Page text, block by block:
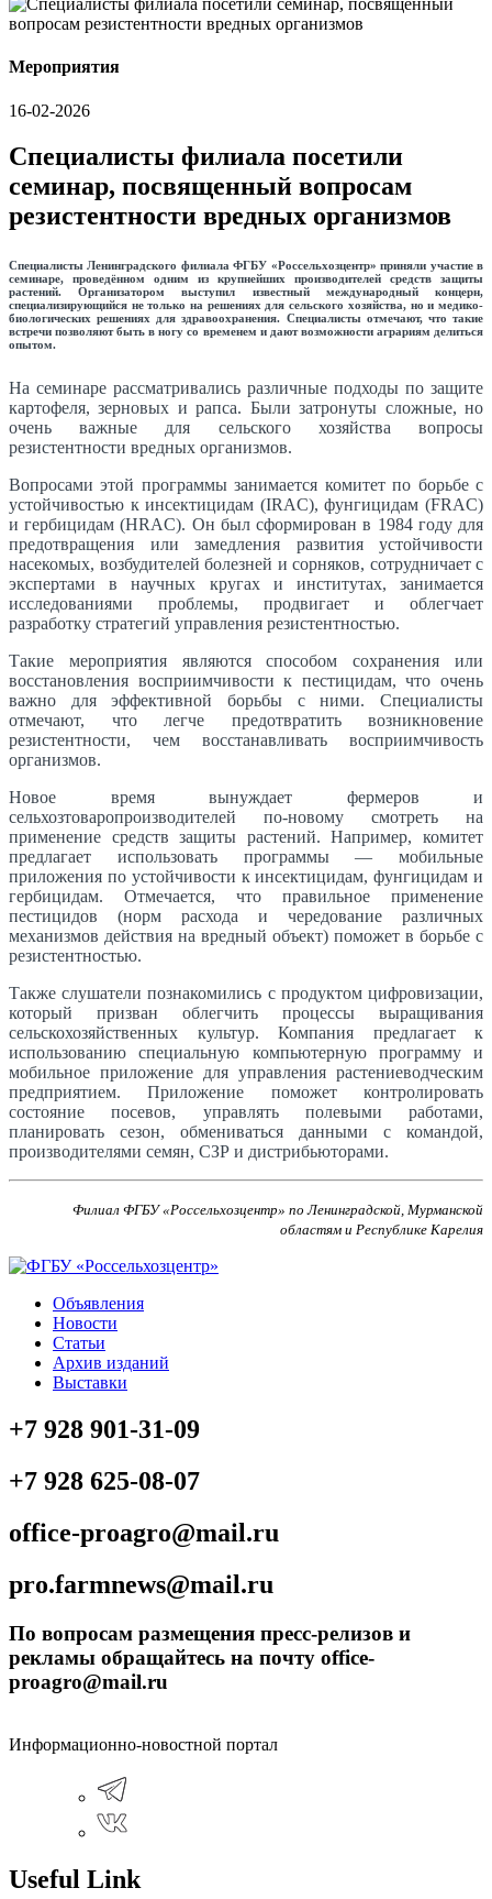
Мероприятия
16-02-2026
Специалисты филиала посетили
семинар, посвященный вопросам
резистентности вредных организмов
Специалисты Ленинградского филиала ФГБУ «Россельхозцентр» приняли участие в
семинаре, проведённом одним из крупнейших производителей средств защиты
растений. Организатором выступил известный международный концерн,
специализирующийся не только на решениях для сельского хозяйства, но и медико-
биологических решениях для здравоохранения. Специалисты отмечают, что такие
встречи позволяют быть в ногу со временем и дают возможности аграриям делиться
опытом.
На семинаре рассматривались различные подходы по защите
картофеля, зерновых и рапса. Были затронуты сложные, но
очень важные для сельского хозяйства вопросы
резистентности вредных организмов.
Вопросами этой программы занимается комитет по борьбе с
устойчивостью к инсектицидам (IRAC), фунгицидам (FRAC)
и гербицидам (HRAC). Он был сформирован в 1984 году для
предотвращения или замедления развития устойчивости
насекомых, возбудителей болезней и сорняков, сотрудничает с
экспертами в научных кругах и институтах, занимается
исследованиями проблемы, продвигает и облегчает
разработку стратегий управления резистентностью.
Такие мероприятия являются способом сохранения или
восстановления восприимчивости к пестицидам, что очень
важно для эффективной борьбы с ними. Специалисты
отмечают, что легче предотвратить возникновение
резистентности, чем восстанавливать восприимчивость
организмов.
Новое время вынуждает фермеров и
сельхозтоваропроизводителей по-новому смотреть на
применение средств защиты растений. Например, комитет
предлагает использовать программы — мобильные
приложения по устойчивости к инсектицидам, фунгицидам и
гербицидам. Отмечается, что правильное применение
пестицидов (норм расхода и чередование различных
механизмов действия на вредный объект) поможет в борьбе с
резистентностью.
Также слушатели познакомились с продуктом цифровизации,
который призван облегчить процессы выращивания
сельскохозяйственных культур. Компания предлагает к
использованию специальную компьютерную программу и
мобильное приложение для управления растениеводческим
предприятием. Приложение поможет контролировать
состояние посевов, управлять полевыми работами,
планировать сезон, обмениваться данными с командой,
производителями семян, СЗР и дистрибьюторами.
Филиал ФГБУ «Россельхозцентр» по Ленинградской, Мурманской
областям и Республике Карелия
Объявления
Новости
Статьи
Архив изданий
Выставки
+7 928 901-31-09
+7 928 625-08-07
office-proagro@mail.ru
pro.farmnews@mail.ru
По вопросам размещения пресс-релизов и
рекламы обращайтесь на почту office-
proagro@mail.ru
Информационно-новостной портал
Useful Link